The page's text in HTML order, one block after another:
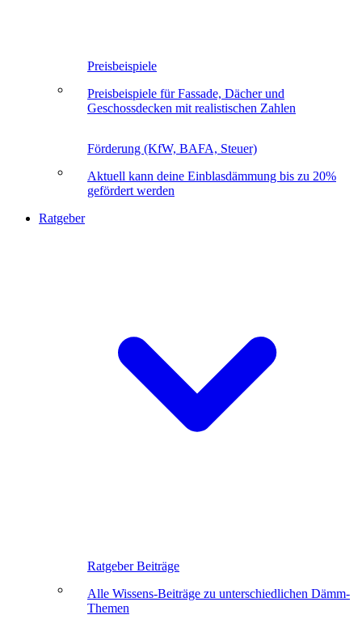
Preisbeispiele
Preisbeispiele für Fassade, Dächer und
Geschossdecken mit realistischen Zahlen
Förderung (KfW, BAFA, Steuer)
Aktuell kann deine Einblasdämmung bis zu 20%
gefördert werden
Ratgeber
Ratgeber Beiträge
Alle Wissens-Beiträge zu unterschiedlichen Dämm-
Themen